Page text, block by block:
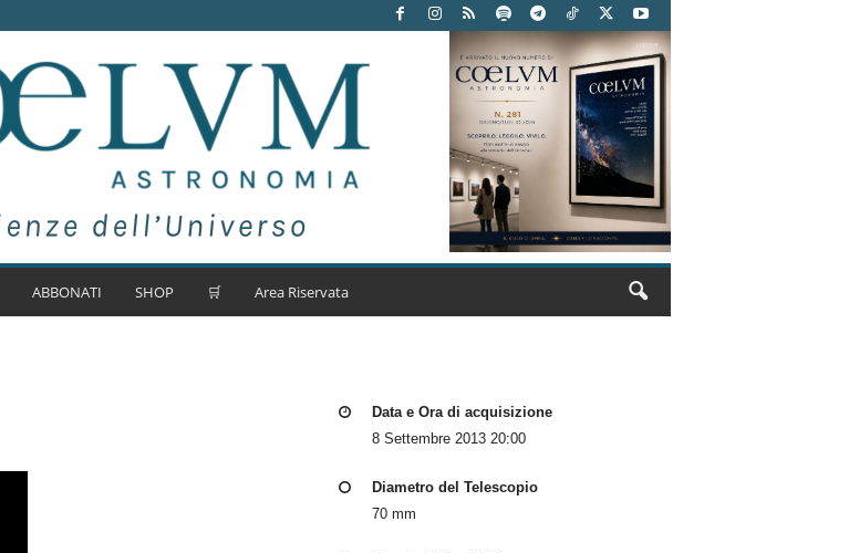
ABBONATI SHOP 🛒 Area Riservata
Data e Ora di acquisizione
8 Settembre 2013 20:00
Diametro del Telescopio
70 mm